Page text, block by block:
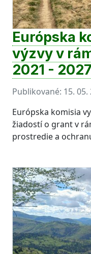
Európska
výzvy v
2021 - 2027
Publikované: 15. 05.
Európska komisia
žiadostí o grant v
prostredie a